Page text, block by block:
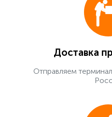
Доставка
Отправляем